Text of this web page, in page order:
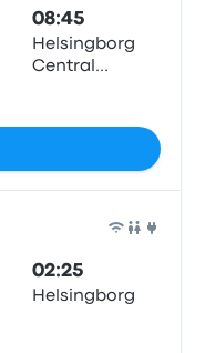
08:45
Helsingborg
Central
02:25
Helsingborg